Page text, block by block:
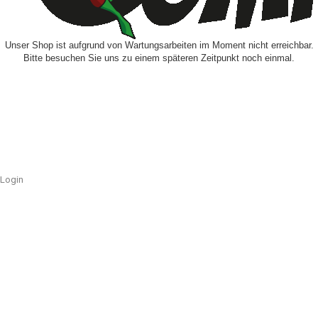
Unser Shop ist aufgrund von Wartungsarbeiten im Moment nicht erreichbar.
Bitte besuchen Sie uns zu einem späteren Zeitpunkt noch einmal.
Login